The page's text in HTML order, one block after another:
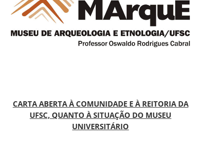
CARTA ABERTA À COMUNIDADE E À REITORIA DA
UFSC, QUANTO À SITUAÇÃO DO MUSEU
UNIVERSITÁRIO